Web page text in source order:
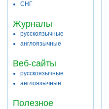
СНГ
Журналы
русскоязычные
англоязычные
Веб-сайты
русскоязычные
англоязычные
Полезное